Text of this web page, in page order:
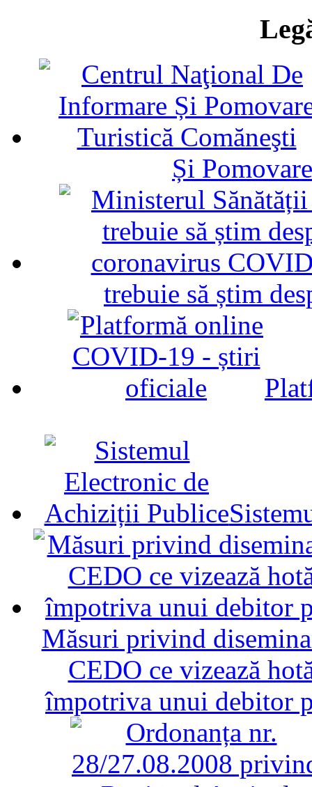
Și
trebuie să știm
Măsuri privind
CEDO ce vizează
împotriva unui debitor